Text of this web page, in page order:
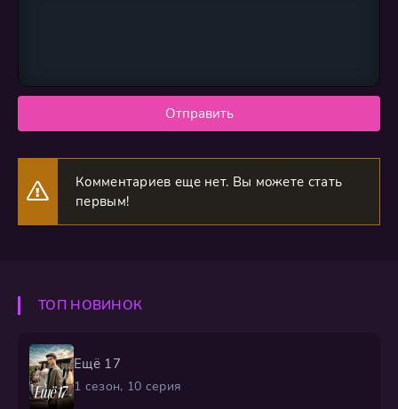
Отправить
Комментариев еще нет. Вы можете стать
первым!
ТОП НОВИНОК
Ещё 17
1 сезон, 10 серия